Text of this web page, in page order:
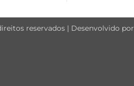
reservados | Desenvolvido por